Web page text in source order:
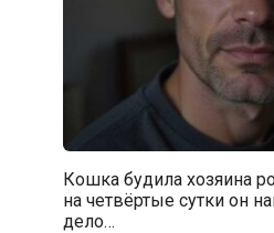
Кошка будила хозяина
на четвёртые сутки он
дело…